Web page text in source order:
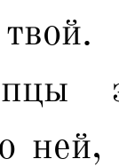
ней,